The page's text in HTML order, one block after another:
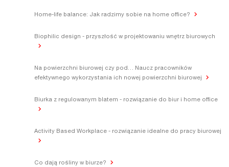
Home-life balance: Jak radzimy sobie na home office?
Biophilic design - przyszłość w projektowaniu wnętrz biurowych
Na powierzchni biurowej czy pod… Naucz pracowników
efektywnego wykorzystania ich nowej powierzchni biurowej
Biurka z regulowanym blatem - rozwiązanie do biur i home office
Activity Based Workplace - rozwiązanie idealne do pracy biurowej
Co dają rośliny w biurze?